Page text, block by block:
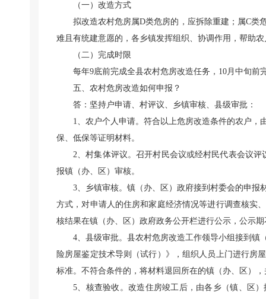
（一）改造方式
拟改造农村危房属D类危房的，应拆除重建；属C类
难且有统建意愿的，各乡镇发挥组织、协调作用，帮助
（二）完成时限
每年9底前完成全县农村危房改造任务，10月中旬
五、农村危房改造如何申报？
答：坚持户申请、村评议、乡镇审核、县级审批：
1、农户个人申请。符合以上危房改造条件的农户
保、低保等证明材料。
2、村集体评议。召开村民会议或经村民代表会议
报镇（办、区）审核。
3、乡镇审核。镇（办、区）政府接到村委会的申
方式，对申请人的住房和家庭经济情况等进行调查核实
核结果在镇（办、区）政府政务公开栏进行公示，公示
4、县级审批。县农村危房改造工作领导小组接到
险房屋鉴定技术导则（试行）》，组织人员上门进行房
标准。不符合条件的，将材料退回所在的镇（办、区）
5、核查验收。改造住房竣工后，由各乡（镇、区